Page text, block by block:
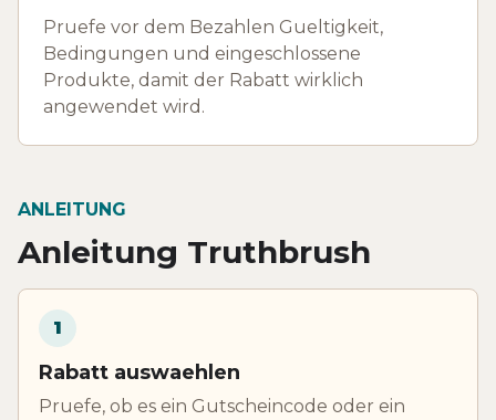
Pruefe vor dem Bezahlen Gueltigkeit,
Bedingungen und eingeschlossene
Produkte, damit der Rabatt wirklich
angewendet wird.
ANLEITUNG
Anleitung Truthbrush
1
Rabatt auswaehlen
Pruefe, ob es ein Gutscheincode oder ein